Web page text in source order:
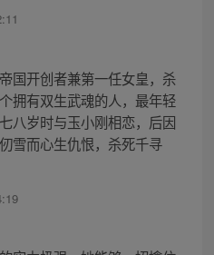
国开创者兼第一任女皇，杀
拥有双生武魂的人，最年轻
八岁时与玉小刚相恋，后因
雪而心生仇恨，杀死千寻